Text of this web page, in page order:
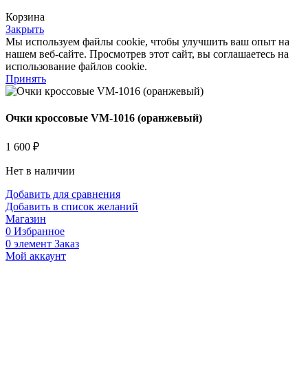
Корзина
Закрыть
Мы используем файлы cookie, чтобы улучшить ваш опыт на
нашем веб-сайте. Просмотрев этот сайт, вы соглашаетесь на
использование файлов cookie.
Принять
Очки кроссовые VM-1016 (оранжевый)
1 600 ₽
Нет в наличии
Добавить для сравнения
Добавить в список желаний
Магазин
0 Избранное
0 элемент Заказ
Мой аккаунт